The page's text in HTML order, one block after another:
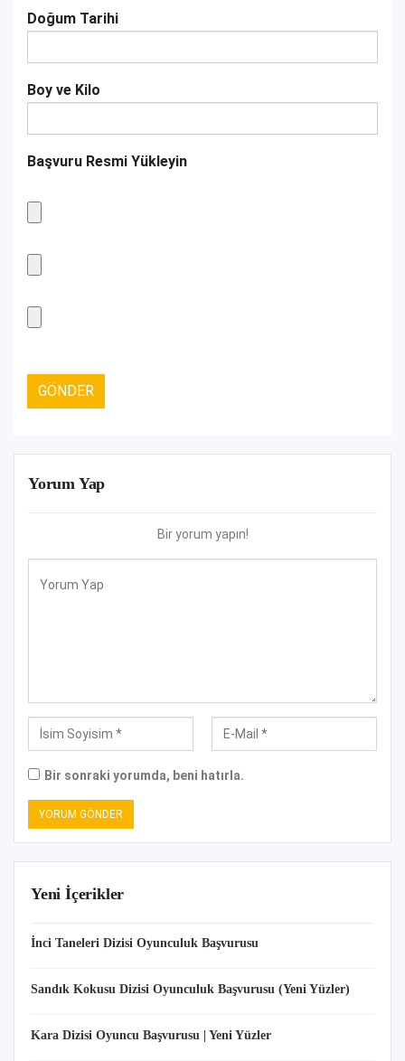
Doğum Tarihi
Boy ve Kilo
Başvuru Resmi Yükleyin
Yorum Yap
Bir yorum yapın!
Bir sonraki yorumda, beni hatırla.
Yeni İçerikler
İnci Taneleri Dizisi Oyunculuk Başvurusu
Sandık Kokusu Dizisi Oyunculuk Başvurusu (Yeni Yüzler)
Kara Dizisi Oyuncu Başvurusu | Yeni Yüzler